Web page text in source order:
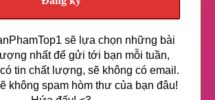
sẽ lựa chọn những bài
nhất để gửi tới bạn mỗi tuần,
tin chất lượng, sẽ không có email.
không spam hòm thư của bạn đâu!